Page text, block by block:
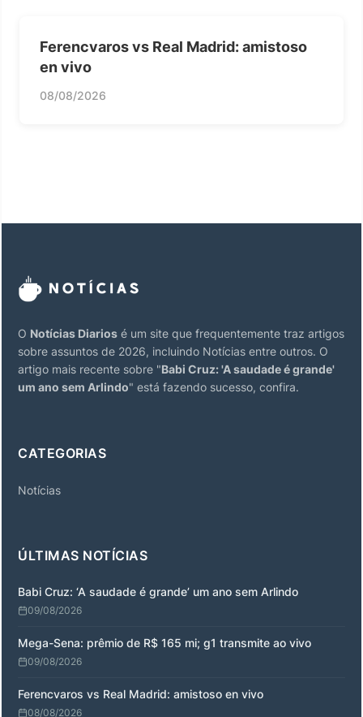
Ferencvaros vs Real Madrid: amistoso
en vivo
08/08/2026
O Notícias Diarios é um site que frequentemente traz artigos
sobre assuntos de 2026, incluindo Notícias entre outros. O
artigo mais recente sobre "Babi Cruz: 'A saudade é grande'
um ano sem Arlindo" está fazendo sucesso, confira.
CATEGORIAS
Notícias
ÚLTIMAS NOTÍCIAS
Babi Cruz: ‘A saudade é grande’ um ano sem Arlindo
09/08/2026
Mega-Sena: prêmio de R$ 165 mi; g1 transmite ao vivo
09/08/2026
Ferencvaros vs Real Madrid: amistoso en vivo
08/08/2026